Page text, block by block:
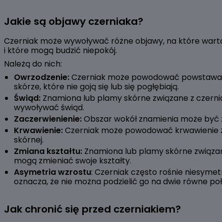
Jakie są objawy czerniaka?
Czerniak może wywoływać różne objawy, na które
i które mogą budzić niepokój.
Należą do nich:
Owrzodzenie:Czerniak może powodować
skórze, które nie goją się lub się pogłębiają.
Świąd: Znamiona lub plamy skórne związane z
wywoływać świąd.
Zaczerwienienie:Obszar wokół znamienia może
Krwawienie:Czerniak może powodować krwawienie
skórnej.
Zmiana kształtu: Znamiona lub plamy skórne
mogą zmieniać swoje kształty.
Asymetria wzrostu: Czerniak często rośnie
oznacza, że nie można podzielić go na dwie równe
Jak chronić się przed czerniakiem?